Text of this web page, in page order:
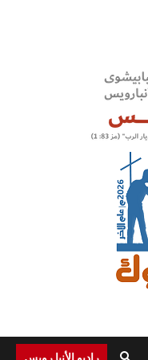
راديو الأنبا رويس